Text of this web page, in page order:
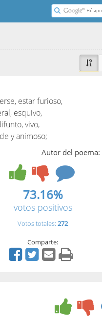
estar furioso,
esquivo,
vivo,
y animoso;
Autor del poema:
73.16%
votos positivos
Votos totales:272
Comparte: